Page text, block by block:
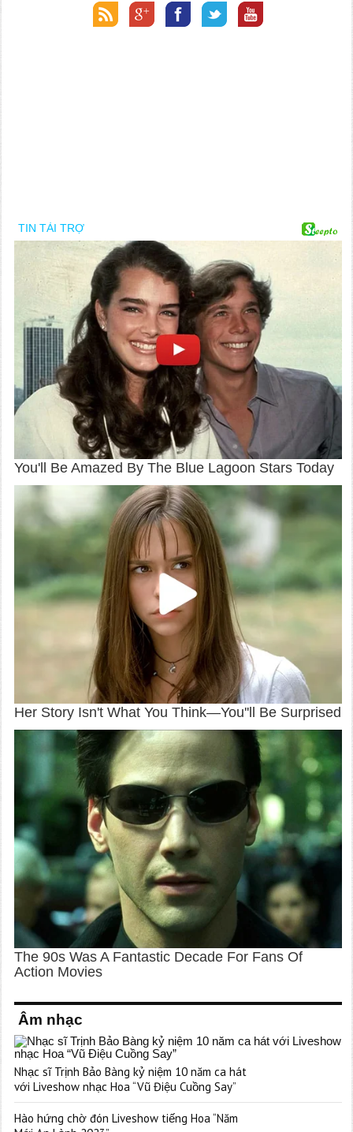
Âm nhạc
Nhạc sĩ Trịnh Bảo Bàng kỷ niệm 10 năm ca hát
với Liveshow nhạc Hoa “Vũ Điệu Cuồng Say”
Hào hứng chờ đón Liveshow tiếng Hoa “Năm